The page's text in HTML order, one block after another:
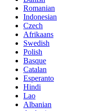
Romanian
Indonesian
Czech
Afrikaans
Swedish
Polish
Basque
Catalan
Esperanto
Hindi
Lao
Albanian